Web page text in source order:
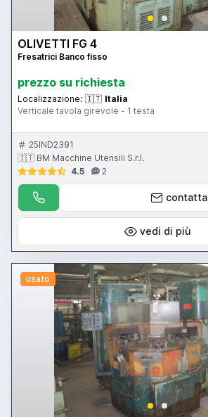
OLIVETTI FG 4
Fresatrici Banco fisso
prezzo su richiesta
Localizzazione: 🇮🇹 Italia
Verticale tavola girevole - 1 testa
25IND2391
🇮🇹 BM Macchine Utensili S.r.l.
4.5
2
contatta
vedi di più
usato